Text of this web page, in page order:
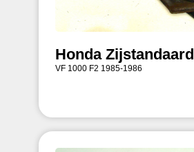
Honda Zijstandaard
VF 1000 F2 1985-1986